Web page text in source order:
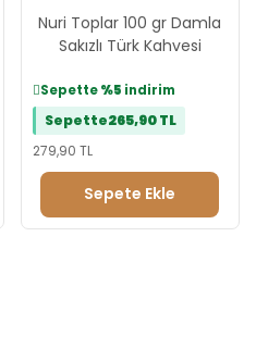
Nuri Toplar 100 gr Damla
Sakızlı Türk Kahvesi
Sepette%5 indirim
Sepette265,90 TL
279,90 TL
Sepete Ekle